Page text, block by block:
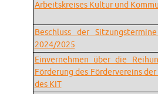
Ar­beit­skreises Kul­tur und
Beschluss der
2024/2025
Ein­vernehmen über die
Förderung des Fördervere­ins
des KIT